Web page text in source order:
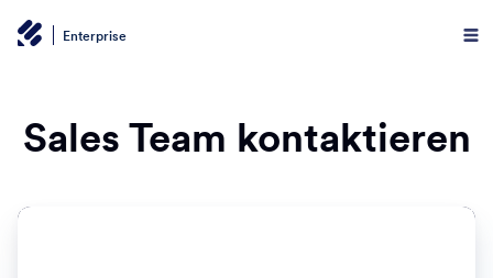
Enterprise
Sales Team kontaktieren